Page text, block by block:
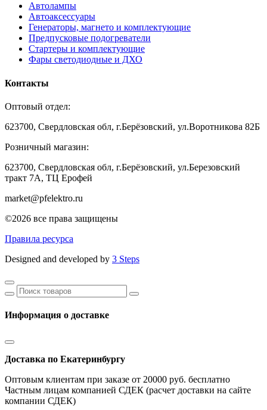
Автолампы
Автоаксессуары
Генераторы, магнето и комплектующие
Предпусковые подогреватели
Стартеры и комплектующие
Фары светодиодные и ДХО
Контакты
Оптовый отдел:
623700, Свердловская обл, г.Берёзовский, ул.Воротникова 82Б
Розничный магазин:
623700, Свердловская обл, г.Берёзовский, ул.Березовский
тракт 7А, ТЦ Ерофей
market@pfelektro.ru
©2026 все права защищены
Правила ресурса
Designed and developed by 3 Steps
Информация о доставке
Доставка по Екатеринбургу
Оптовым клиентам при заказе от 20000 руб. бесплатно
Частным лицам компанией СДЕК (расчет доставки на сайте
компании СДЕК)